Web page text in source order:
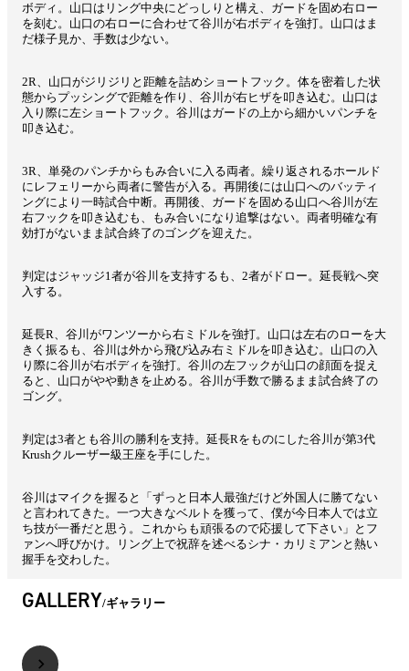
ボディ。山口はリング中央にどっしりと構え、ガードを固め右ロー
を刻む。山口の右ローに合わせて谷川が右ボディを強打。山口はま
だ様子見か、手数は少ない。
2R、山口がジリジリと距離を詰めショートフック。体を密着した状
態からプッシングで距離を作り、谷川が右ヒザを叩き込む。山口は
入り際に左ショートフック。谷川はガードの上から細かいパンチを
叩き込む。
3R、単発のパンチからもみ合いに入る両者。繰り返されるホールド
にレフェリーから両者に警告が入る。再開後には山口へのバッティ
ングにより一時試合中断。再開後、ガードを固める山口へ谷川が左
右フックを叩き込むも、もみ合いになり追撃はない。両者明確な有
効打がないまま試合終了のゴングを迎えた。
判定はジャッジ1者が谷川を支持するも、2者がドロー。延長戦へ突
入する。
延長R、谷川がワンツーから右ミドルを強打。山口は左右のローを大
きく振るも、谷川は外から飛び込み右ミドルを叩き込む。山口の入
り際に谷川が右ボディを強打。谷川の左フックが山口の顔面を捉え
ると、山口がやや動きを止める。谷川が手数で勝るまま試合終了の
ゴング。
判定は3者とも谷川の勝利を支持。延長Rをものにした谷川が第3代
Krushクルーザー級王座を手にした。
谷川はマイクを握ると「ずっと日本人最強だけど外国人に勝てない
と言われてきた。一つ大きなベルトを獲って、僕が今日本人では立
ち技が一番だと思う。これからも頑張るので応援して下さい」とフ
ァンへ呼びかけ。リング上で祝辞を述べるシナ・カリミアンと熱い
握手を交わした。
GALLERY ギャラリー